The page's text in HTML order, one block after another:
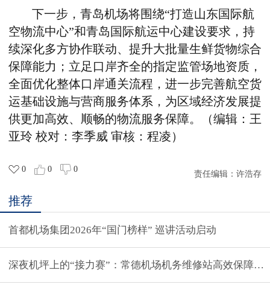
下一步，青岛机场将围绕“打造山东国际航
空物流中心”和青岛国际航运中心建设要求，持
续深化多方协作联动、提升大批量生鲜货物综合
保障能力；立足口岸齐全的指定监管场地资质，
全面优化整体口岸通关流程，进一步完善航空货
运基础设施与营商服务体系，为区域经济发展提
供更加高效、顺畅的物流服务保障。
（编辑：王
亚玲 校对：李季威 审核：程凌）
0 0 0
责任编辑： 许浩存
推荐
首都机场集团2026年“国门榜样” 巡讲活动启动
深夜机坪上的“接力赛”：常德机场机务维修站高效保障春